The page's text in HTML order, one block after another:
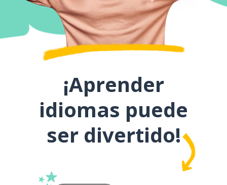
¡Aprender
idiomas puede
ser divertido!